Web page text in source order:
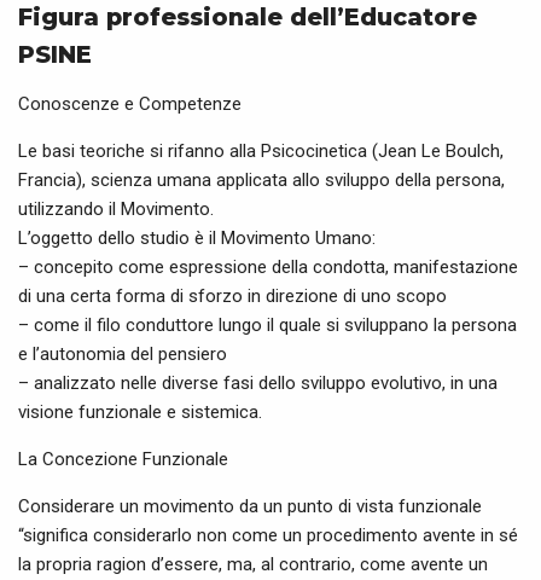
Figura professionale dell’Educatore
PSINE
Conoscenze e Competenze
Le basi teoriche si rifanno alla Psicocinetica (Jean Le Boulch,
Francia), scienza umana applicata allo sviluppo della persona,
utilizzando il Movimento.
L’oggetto dello studio è il Movimento Umano:
– concepito come espressione della condotta, manifestazione
di una certa forma di sforzo in direzione di uno scopo
– come il filo conduttore lungo il quale si sviluppano la persona
e l’autonomia del pensiero
– analizzato nelle diverse fasi dello sviluppo evolutivo, in una
visione funzionale e sistemica.
La Concezione Funzionale
Considerare un movimento da un punto di vista funzionale
“significa considerarlo non come un procedimento avente in sé
la propria ragion d’essere, ma, al contrario, come avente un